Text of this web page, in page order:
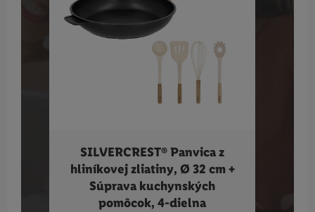
SILVERCREST® Panvica z
hliníkovej zliatiny, Ø 32 cm +
Súprava kuchynských
pomôcok, 4-dielna